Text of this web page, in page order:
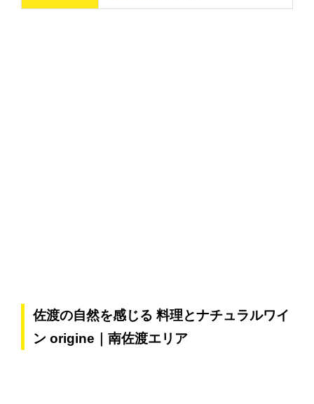
佐渡の自然を感じる 料理とナチュラルワイ
ン origine｜南佐渡エリア